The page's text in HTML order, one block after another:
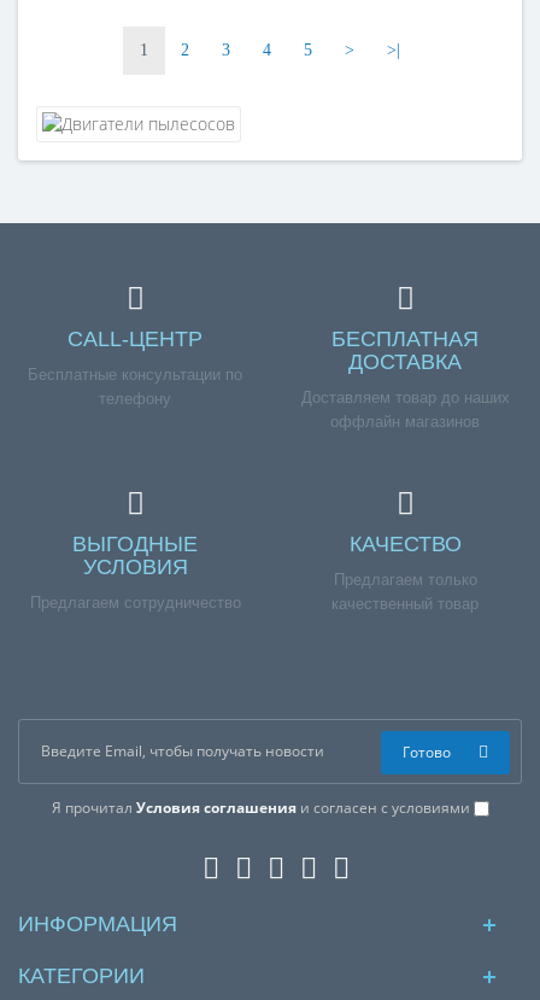
1 2 3 4 5 > >|
CALL-ЦЕНТР
Бесплатные консультации по
телефону
БЕСПЛАТНАЯ
ДОСТАВКА
Доставляем товар до наших
оффлайн магазинов
ВЫГОДНЫЕ
УСЛОВИЯ
Предлагаем сотрудничество
КАЧЕСТВО
Предлагаем только
качественный товар
Я прочитал Условия соглашенияи согласен с условиями
Готово
ИНФОРМАЦИЯ
КАТЕГОРИИ